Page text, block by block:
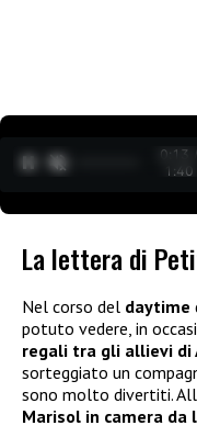
0:14 /
1:40
La lettera di
Nel corso del daytime
potuto vedere, in
regali tra gli allievi di
sorteggiato un
sono molto divertiti.
Marisol in camera da